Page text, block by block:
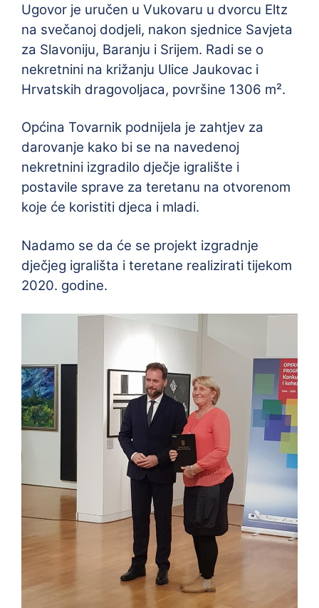
Ugovor je uručen u Vukovaru u dvorcu Eltz
na svečanoj dodjeli, nakon sjednice Savjeta
za Slavoniju, Baranju i Srijem. Radi se o
nekretnini na križanju Ulice Jaukovac i
Hrvatskih dragovoljaca, površine 1306 m².
Općina Tovarnik podnijela je zahtjev za
darovanje kako bi se na navedenoj
nekretnini izgradilo dječje igralište i
postavile sprave za teretanu na otvorenom
koje će koristiti djeca i mladi.
Nadamo se da će se projekt izgradnje
dječjeg igrališta i teretane realizirati tijekom
2020. godine.